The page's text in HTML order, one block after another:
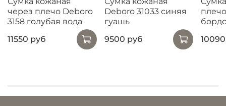
через плечо Deboro
3158 голубая вода
11550 руб
Deboro 31033 синяя
гуашь
9500 руб